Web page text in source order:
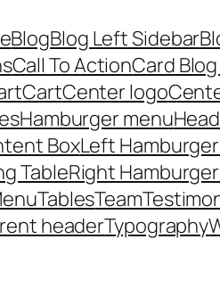
BlogBlog Left Sidebar
Call To ActionCard
CartCenter logo
Hamburger menu
BoxLeft
TableRight
TablesTeam
headerTypography